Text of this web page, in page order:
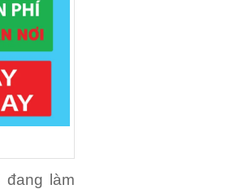
đang làm